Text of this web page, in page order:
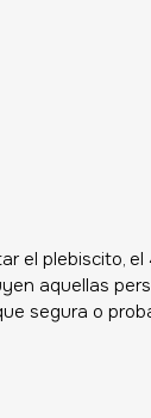
el plebiscito,
aquellas
segura o